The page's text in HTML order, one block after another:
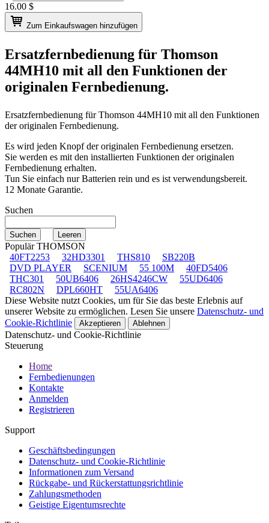
16.00 $
Zum Einkaufswagen hinzufügen
Ersatzfernbedienung für Thomson
44MH10 mit all den Funktionen der
originalen Fernbedienung.
Ersatzfernbedienung fürThomson 44MH10 mit all den Funktionen
der originalen Fernbedienung.
Es wird jeden Knopf der originalen Fernbedienung ersetzen.
Sie werden es mit den installierten Funktionen der originalen
Fernbedienung erhalten.
Tun Sie einfach nur Batterien rein und es ist verwendungsbereit.
12 Monate Garantie.
Suchen
Populär THOMSON
40FT2253
32HD3301 THS810
SB220B
DVD PLAYER
SCENIUM 55 100M
40FD5406
THC301
50UB6406 26HS4246CW
55UD6406
RC802N
DPL660HT
55UA6406
Diese Website nutzt Cookies, um für Sie das beste Erlebnis auf
unserer Website zu ermöglichen. Lesen Sie unsere Datenschutz- und
Cookie-Richtlinie
Akzeptieren Ablehnen
Datenschutz- und Cookie-Richtlinie
Steuerung
Home
Fernbedienungen
Kontakte
Anmelden
Registrieren
Support
Geschäftsbedingungen
Datenschutz- und Cookie-Richtlinie
Informationen zum Versand
Rückgabe- und Rückerstattungsrichtlinie
Zahlungsmethoden
Geistige Eigentumsrechte